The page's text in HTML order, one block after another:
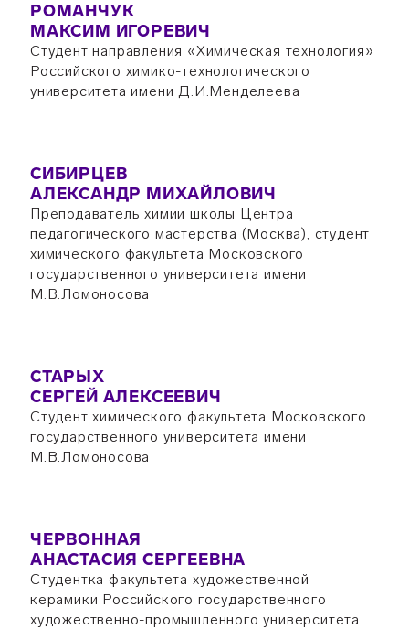
РОМАНЧУК
МАКСИМ ИГОРЕВИЧ
Студент направления «Химическая технология»
Российского химико-технологического
университета имени Д.И.Менделеева
СИБИРЦЕВ
АЛЕКСАНДР МИХАЙЛОВИЧ
Преподаватель химии школы Центра
педагогического мастерства (Москва), студент
химического факультета Московского
государственного университета имени
М.В.Ломоносова
СТАРЫХ
СЕРГЕЙ АЛЕКСЕЕВИЧ
Студент химического факультета Московского
государственного университета имени
М.В.Ломоносова
ЧЕРВОННАЯ
АНАСТАСИЯ СЕРГЕЕВНА
Студентка факультета художественной
керамики Российского государственного
художественно-промышленного университета